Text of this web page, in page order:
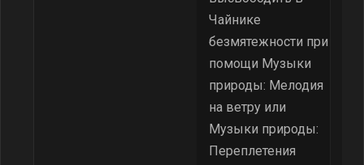
Чайнике
безмятежности при
помощи Музыки
природы: Мелодия
на ветру или
Музыки природы:
Переплетения